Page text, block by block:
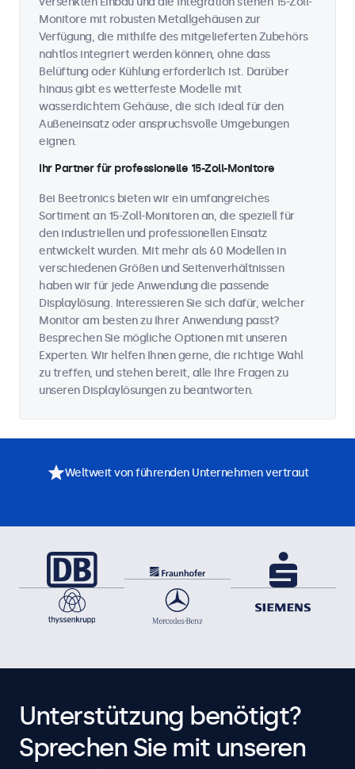
Monitore mit robusten Metallgehäusen zur
Verfügung, die mithilfe des mitgelieferten Zubehörs
nahtlos integriert werden können, ohne dass
Belüftung oder Kühlung erforderlich ist. Darüber
hinaus gibt es wetterfeste Modelle mit
wasserdichtem Gehäuse, die sich ideal für den
Außeneinsatz oder anspruchsvolle Umgebungen
eignen.
Ihr Partner für professionelle 15-Zoll-Monitore
Bei Beetronics bieten wir ein umfangreiches
Sortiment an 15-Zoll-Monitoren an, die speziell für
den industriellen und professionellen Einsatz
entwickelt wurden. Mit mehr als 60 Modellen in
verschiedenen Größen und Seitenverhältnissen
haben wir für jede Anwendung die passende
Displaylösung. Interessieren Sie sich dafür, welcher
Monitor am besten zu Ihrer Anwendung passt?
Besprechen Sie mögliche Optionen mit unseren
Experten. Wir helfen Ihnen gerne, die richtige Wahl
zu treffen, und stehen bereit, alle Ihre Fragen zu
unseren Displaylösungen zu beantworten.
Weltweit von führenden Unternehmen vertraut
Unterstützung benötigt?
Sprechen Sie mit unseren